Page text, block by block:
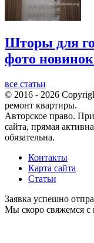
Шторы для
фото новинок
все статьи
© 2016 - 2026
ремонт квартиры.
Авторское право.
сайта, прямая
обязательна.
Контакты
Карта сайта
Статьи
Заявка успешно
Мы скоро свяжемся с